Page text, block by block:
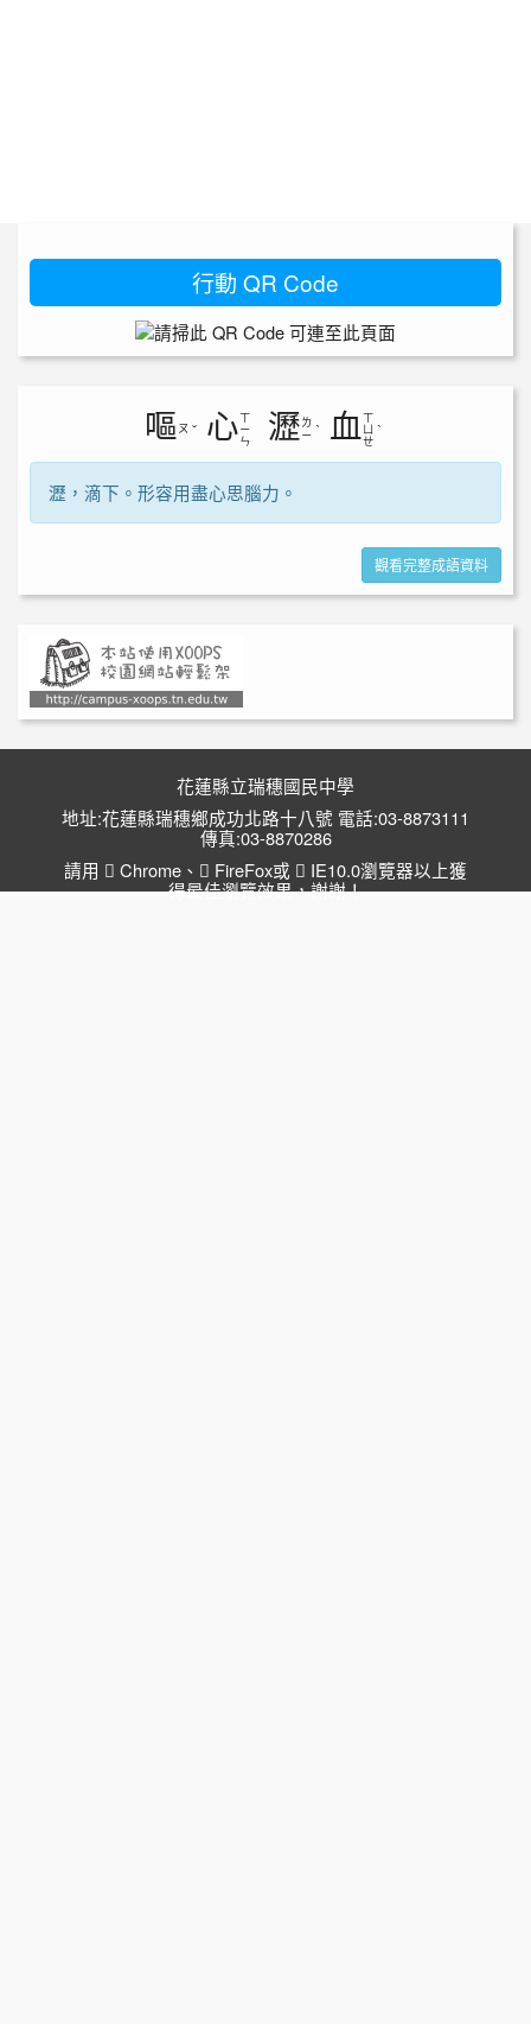
行動 QR Code
嘔 ㄡ ˇ 心ㄒ
ㄧ
ㄣ
瀝 ㄌ
ㄧ ˋ 血 ㄒ
ㄩ
ㄝ
ˋ
瀝，滴下。形容用盡心思腦力。
觀看完整成語資料
花蓮縣立瑞穗國民中學
地址:花蓮縣瑞穗鄉成功北路十八號 電話:03-8873111
傳真:03-8870286
請用
Chrome 、 FireFox或
IE10.0瀏覽器以上獲
得最佳瀏覽效果，謝謝！